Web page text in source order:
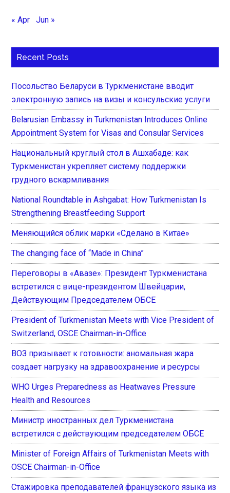
« Apr Jun »
Recent Posts
Посольство Беларуси в Туркменистане вводит
электронную запись на визы и консульские услуги
Belarusian Embassy in Turkmenistan Introduces Online
Appointment System for Visas and Consular Services
Национальный круглый стол в Ашхабаде: как
Туркменистан укрепляет систему поддержки
грудного вскармливания
National Roundtable in Ashgabat: How Turkmenistan Is
Strengthening Breastfeeding Support
Меняющийся облик марки «Сделано в Китае»
The changing face of “Made in China”
Переговоры в «Авазе»: Президент Туркменистана
встретился с вице-президентом Швейцарии,
Действующим Председателем ОБСЕ
President of Turkmenistan Meets with Vice President of
Switzerland, OSCE Chairman-in-Office
ВОЗ призывает к готовности: аномальная жара
создает нагрузку на здравоохранение и ресурсы
WHO Urges Preparedness as Heatwaves Pressure
Health and Resources
Министр иностранных дел Туркменистана
встретился с действующим председателем ОБСЕ
Minister of Foreign Affairs of Turkmenistan Meets with
OSCE Chairman-in-Office
Стажировка преподавателей французского языка из